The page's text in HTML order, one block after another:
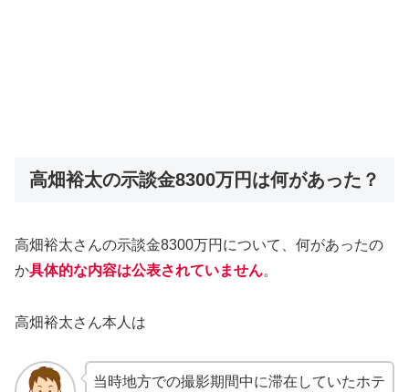
高畑裕太の示談金8300万円は何があった？
高畑裕太さんの示談金8300万円について、何があったの
か具体的な内容は公表されていません。
高畑裕太さん本人は
当時地方での撮影期間中に滞在していたホテ